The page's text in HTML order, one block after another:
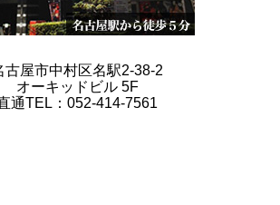
古屋市中村区名駅2-38-2
オーキッドビル 5F
通TEL：052-414-7561